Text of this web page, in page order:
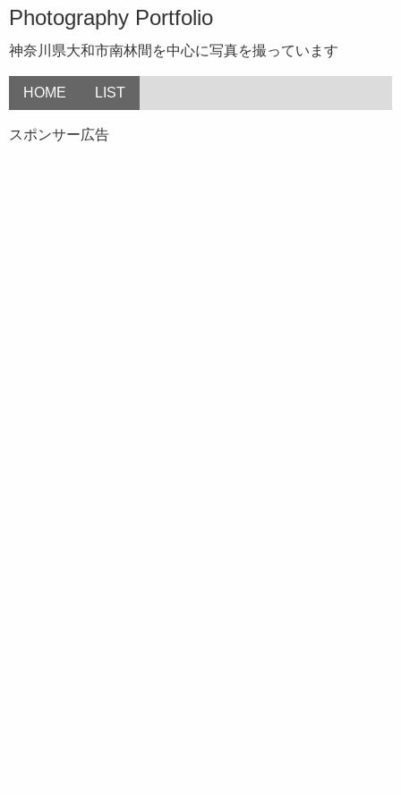
Photography Portfolio
神奈川県大和市南林間を中心に写真を撮っています
HOME LIST
スポンサー広告